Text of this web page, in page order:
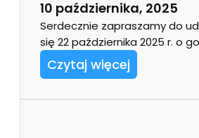
10 października, 2025
Serdecznie zapraszamy do
się 22 października 2025 r. o
Czytaj więcej